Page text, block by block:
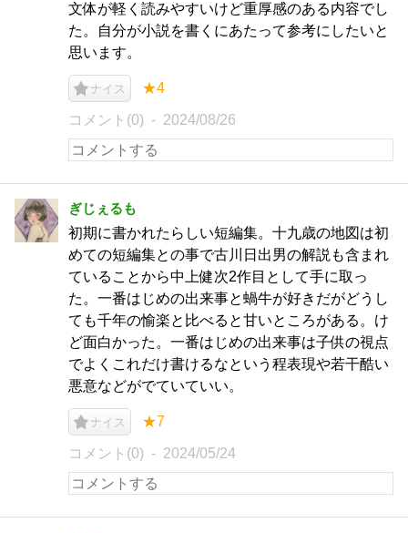
文体が軽く読みやすいけど重厚感のある内容でし
た。自分が小説を書くにあたって参考にしたいと
思います。
ナイス ★4
コメント(0) 2024/08/26
ぎじぇるも
初期に書かれたらしい短編集。十九歳の地図は初
めての短編集との事で古川日出男の解説も含まれ
ていることから中上健次2作目として手に取っ
た。一番はじめの出来事と蝸牛が好きだがどうし
ても千年の愉楽と比べると甘いところがある。け
ど面白かった。一番はじめの出来事は子供の視点
でよくこれだけ書けるなという程表現や若干酷い
悪意などがでていていい。
ナイス ★7
コメント(0) 2024/05/24